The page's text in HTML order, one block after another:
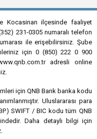
Kocasinan ilçesinde faaliyet
231-0305 numaralı telefon
ile erişebilirsiniz. Şube
için 0 (850) 222 0 900
adresli online
için QNB Bank banka kodu
Uluslararası para
SWIFT / BIC kodu tüm QNB
Daha detaylı bilgi için